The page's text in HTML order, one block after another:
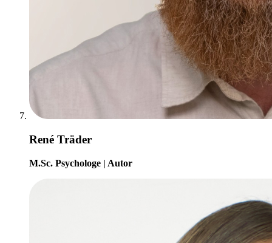
René Träder
M.Sc. Psychologe | Autor